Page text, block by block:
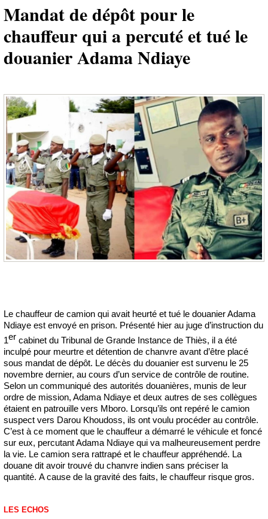
Mandat de dépôt pour le
chauffeur qui a percuté et tué le
douanier Adama Ndiaye
Le chauffeur de camion qui avait heurté et tué le douanier Adama
Ndiaye est envoyé en prison. Présenté hier au juge d’instruction du
1er cabinet du Tribunal de Grande Instance de Thiès, il a été
inculpé pour meurtre et détention de chanvre avant d’être placé
sous mandat de dépôt. Le décès du douanier est survenu le 25
novembre dernier, au cours d’un service de contrôle de routine.
Selon un communiqué des autorités douanières, munis de leur
ordre de mission, Adama Ndiaye et deux autres de ses collègues
étaient en patrouille vers Mboro. Lorsqu’ils ont repéré le camion
suspect vers Darou Khoudoss, ils ont voulu procéder au contrôle.
C’est à ce moment que le chauffeur a démarré le véhicule et foncé
sur eux, percutant Adama Ndiaye qui va malheureusement perdre
la vie. Le camion sera rattrapé et le chauffeur appréhendé. La
douane dit avoir trouvé du chanvre indien sans préciser la
quantité. A cause de la gravité des faits, le chauffeur risque gros.
LES ECHOS